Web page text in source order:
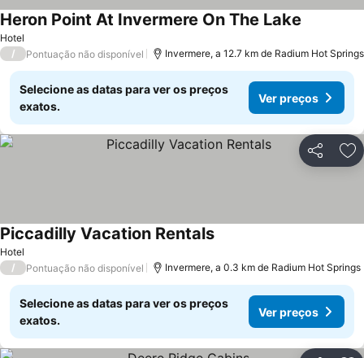
Hotel
Heron Point At Invermere On The Lake
/ Pontuação não disponível Invermere, a 12.7 km de Radium Hot Springs
Selecione as datas para ver os preços
exatos.
Ver preços
Partilhar
Hotel
Piccadilly Vacation Rentals
/ Pontuação não disponível Invermere, a 0.3 km de Radium Hot Springs
Selecione as datas para ver os preços
exatos.
Ver preços